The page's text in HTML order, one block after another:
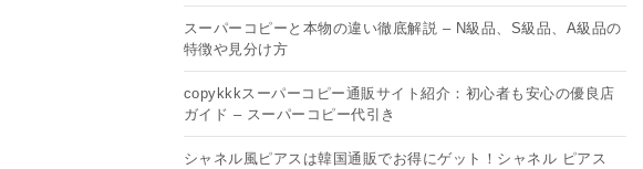
スーパーコピーと本物の違い徹底解説 – N級品、S級品、A級品の
特徴や見分け方
copykkkスーパーコピー通販サイト紹介：初心者も安心の優良店
ガイド – スーパーコピー代引き
シャネル風ピアスは韓国通販でお得にゲット！シャネル ピアス